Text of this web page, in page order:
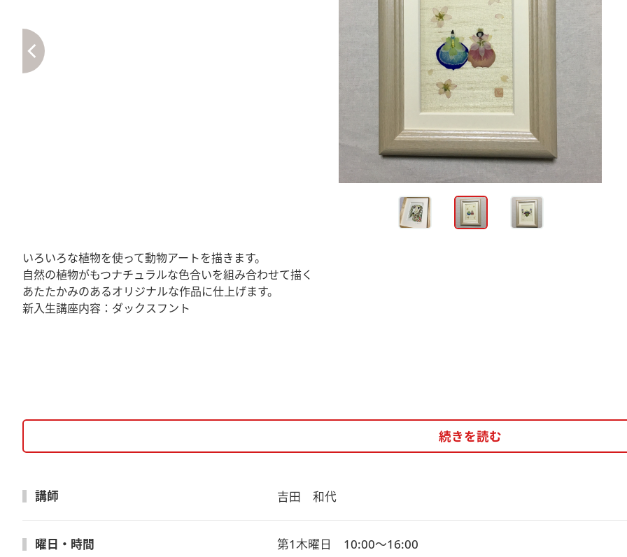
いろいろな植物を使って動物アートを描きます。
自然の植物がもつナチュラルな色合いを組み合わせて描く
あたたかみのあるオリジナルな作品に仕上げます。
新入生講座内容：ダックスフント
続きを読む
講師 吉田　和代
曜日・時間 第1木曜日　10:00～16:00